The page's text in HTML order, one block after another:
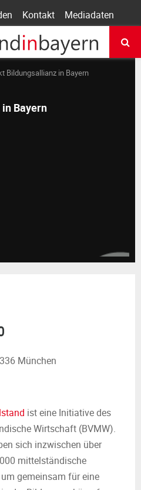
Kontakt Mediadaten
Bildungsallianz in Bayern
Bayern
München
ist eine Initiative des
Wirtschaft (BVMW).
sich inzwischen über
mittelständische
gemeinsam für eine